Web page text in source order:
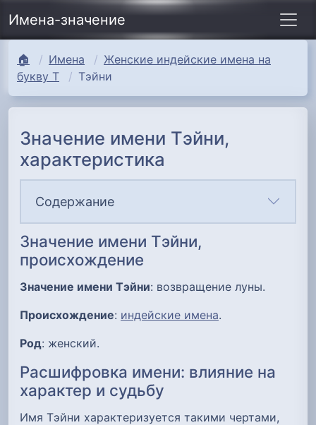
Имена-значение
🏠 Имена
Женские индейские имена на
букву Т
Тэйни
Значение имени Тэйни,
характеристика
Содержание
Значение имени Тэйни,
происхождение
Значение имени Тэйни: возвращение луны.
Происхождение: индейские имена.
Род: женский.
Расшифровка имени: влияние на
характер и судьбу
Имя Тэйни характеризуется такими чертами,